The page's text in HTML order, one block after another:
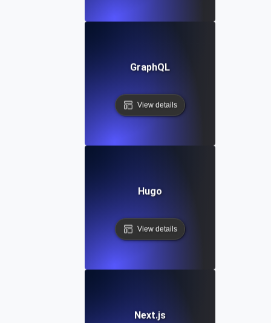
GraphQL
View details
Hugo
View details
Next.js